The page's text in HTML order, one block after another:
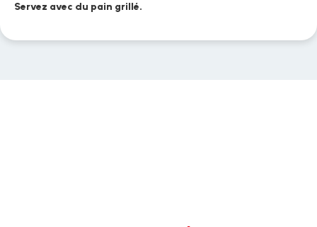
Servez avec du pain grillé.